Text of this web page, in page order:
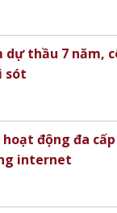
dự thầu 7 năm,
sót
hoạt động đa
internet